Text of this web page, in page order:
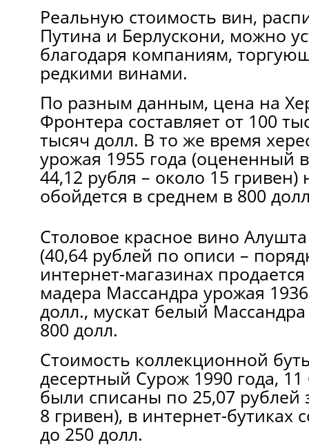
Реальную стоимость вин,
Путина и Берлускони, можно
благодаря компаниям,
редкими винами.
По разным данным, цена на
Фронтера составляет от 100
тысяч долл. В то же время
урожая 1955 года (оцененный
44,12 рубля – около 15 гривен)
обойдется в среднем в 800
Столовое красное вино
(40,64 рублей по описи –
интернет-магазинах
мадера Массандра урожая
долл., мускат белый
800 долл.
Стоимость коллекционной
десертный Сурож 1990 года, 11
были списаны по 25,07 рублей
8 гривен), в интернет-бутиках
до 250 долл.